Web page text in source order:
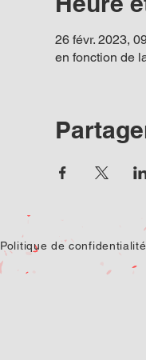
26 févr. 2023,
en fonction de
Politique de confidentialité